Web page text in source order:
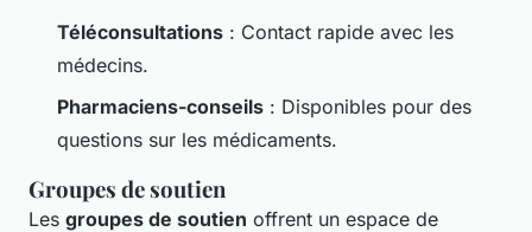
Téléconsultations : Contact rapide avec les
médecins.
Pharmaciens-conseils : Disponibles pour des
questions sur les médicaments.
Groupes de soutien
Les groupes de soutien offrent un espace de